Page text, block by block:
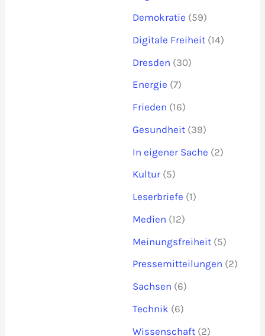
Demokratie (59)
Digitale Freiheit (14)
Dresden (30)
Energie (7)
Frieden (16)
Gesundheit (39)
In eigener Sache (2)
Kultur (5)
Leserbriefe (1)
Medien (12)
Meinungsfreiheit (5)
Pressemitteilungen (2)
Sachsen (6)
Technik (6)
Wissenschaft (2)